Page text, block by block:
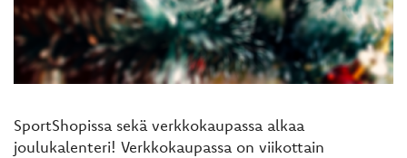
SportShopissa sekä verkkokaupassa alkaa
joulukalenteri! Verkkokaupassa on viikottain